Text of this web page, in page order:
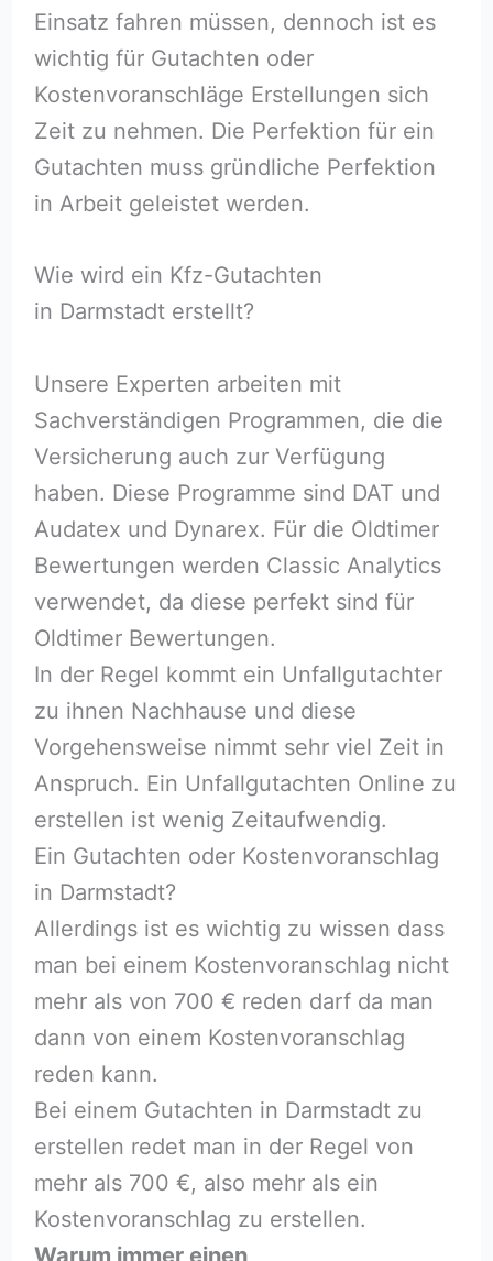
Einsatz fahren müssen, dennoch ist es
wichtig für Gutachten oder
Kostenvoranschläge Erstellungen sich
Zeit zu nehmen. Die Perfektion für ein
Gutachten muss gründliche Perfektion
in Arbeit geleistet werden.
Wie wird ein Kfz-Gutachten
in Darmstadt erstellt?
Unsere Experten arbeiten mit
Sachverständigen Programmen, die die
Versicherung auch zur Verfügung
haben. Diese Programme sind DAT und
Audatex und Dynarex. Für die Oldtimer
Bewertungen werden Classic Analytics
verwendet, da diese perfekt sind für
Oldtimer Bewertungen.
In der Regel kommt ein Unfallgutachter
zu ihnen Nachhause und diese
Vorgehensweise nimmt sehr viel Zeit in
Anspruch. Ein Unfallgutachten Online zu
erstellen ist wenig Zeitaufwendig.
Ein Gutachten oder Kostenvoranschlag
in Darmstadt?
Allerdings ist es wichtig zu wissen dass
man bei einem Kostenvoranschlag nicht
mehr als von 700 € reden darf da man
dann von einem Kostenvoranschlag
reden kann.
Bei einem Gutachten in Darmstadt zu
erstellen redet man in der Regel von
mehr als 700 €, also mehr als ein
Kostenvoranschlag zu erstellen.
Warum immer einen